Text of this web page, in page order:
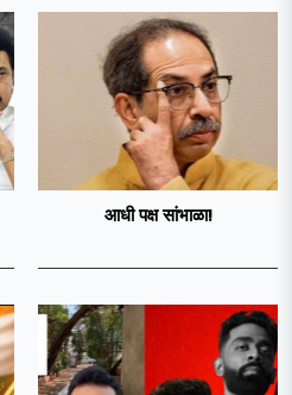
आधी पक्ष सांभाळा!